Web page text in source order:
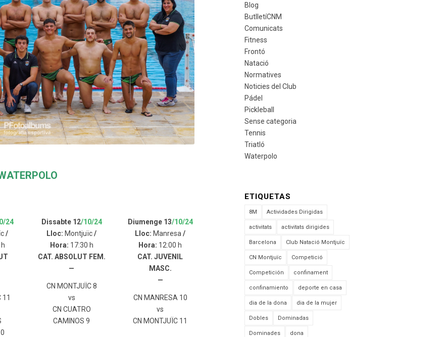
24
/
11
Dissabte 12/10/24
Lloc: Montjuïc/
Hora: 17:30 h
CAT. ABSOLUT FEM.
—
CN MONTJUÏC 8
vs
CN CUATRO
CAMINOS 9
Diumenge 13/10/24
Lloc: Manresa /
Hora: 12:00 h
CAT. JUVENIL
MASC.
—
CN MANRESA 10
vs
CN MONTJUÏC 11
Blog
ButlletíCNM
Comunicats
Fitness
Frontó
Natació
Normatives
Noticies del Club
Pádel
Pickleball
Sense categoria
Tennis
Triatló
Waterpolo
ETIQUETAS
8M Actividades Dirigidas
activitats activitats dirigides
Barcelona Club Natació Montjuïc
CN Montjuïc Competició
Competición confinament
confinamiento deporte en casa
dia de la dona dia de la mujer
Dobles Dominadas
Dominades dona